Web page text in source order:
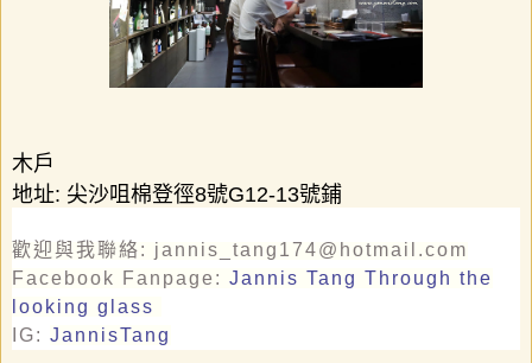
木戶
地址: 尖沙咀棉登徑8號G12-13號鋪
歡迎與我聯絡: jannis_tang174@hotmail.com
Facebook Fanpage: Jannis Tang Through the
looking glass
IG: JannisTang